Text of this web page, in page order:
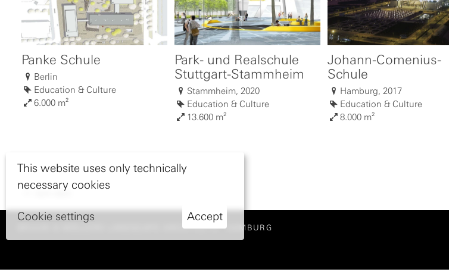
Panke Schule
Berlin
Education & Culture
6.000 m²
Park- und Realschule
Stuttgart-Stammheim
Stammheim, 2020
Education & Culture
13.600 m²
Johann-Comenius-
Schule
Hamburg, 2017
Education & Culture
8.000 m²
nach oben
BRUUN & MÖLLERS LANDSCAPE ARCHITECTS HAMBURG
This website uses only technically
necessary cookies
Cookie settings Accept